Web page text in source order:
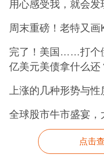
用心感受我，就会发
周末重磅！老特又画
完了！美国……打个
亿美元美债拿什么还
上涨的几种形势与性
全球股市牛市盛宴
点击